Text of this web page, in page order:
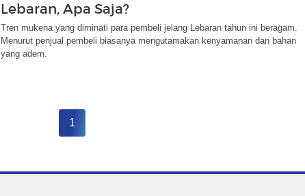
Lebaran, Apa Saja?
Tren mukena yang diminati para pembeli jelang Lebaran tahun ini beragam.
Menurut penjual pembeli biasanya mengutamakan kenyamanan dan bahan
yang adem.
1